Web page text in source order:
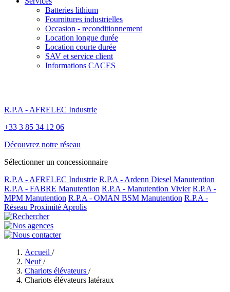
Batteries lithium
Fournitures industrielles
Occasion - reconditionnement
Location longue durée
Location courte durée
SAV et service client
Informations CACES
R.P.A - AFRELEC Industrie
+33 3 85 34 12 06
Découvrez notre réseau
Sélectionner un concessionnaire
R.P.A - AFRELEC Industrie R.P.A - Ardenn Diesel Manutention
R.P.A - FABRE Manutention R.P.A - Manutention Vivier R.P.A -
MPM Manutention R.P.A - OMAN BSM Manutention R.P.A -
Réseau Proximité Aprolis
Accueil /
Neuf /
Chariots élévateurs /
Chariots élévateurs latéraux